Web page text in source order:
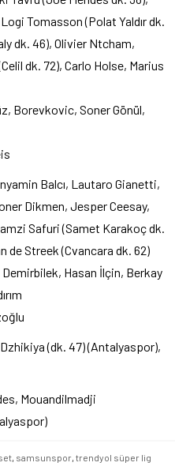
Tomasson (Polat Yaldır dk.
dk. 46), Olivier Ntcham,
dk. 72), Carlo Holse, Marius
Borevkovic, Soner Gönül,
Balcı, Lautaro Gianetti,
Dikmen, Jesper Ceesay,
Safuri (Samet Karakoç dk.
de Streek (Cvancara dk. 62)
Hasan İlçin, Berkay
(dk. 47) (Antalyaspor),
Mouandilmadji
samsunspor trendyol süper lig